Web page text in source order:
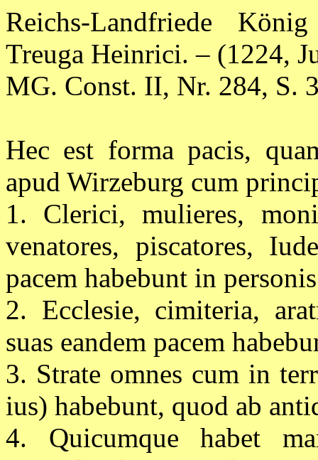
Reichs-Landfriede
Treuga Heinrici. – (1224,
MG. Const. II, Nr. 284, S.
Hec est forma pacis,
apud Wirzeburg cum
1. Clerici, mulieres,
venatores, piscatores,
pacem habebunt in
2. Ecclesie, cimiteria,
suas eandem pacem
3. Strate omnes cum in
ius) habebunt, quod ab
4. Quicumque habet